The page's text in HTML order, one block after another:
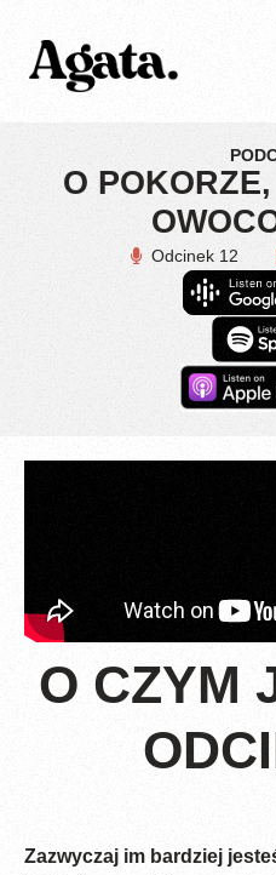
O
Odcinek 12
O CZYM
Zazwyczaj im bardziej